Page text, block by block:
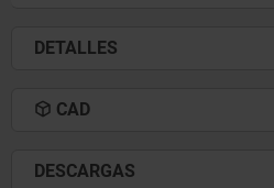
DETALLES
CAD
DESCARGAS